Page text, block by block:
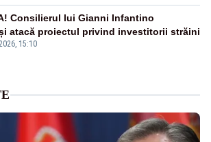
15:10
Consilierul lui Gianni Infantino
atacă proiectul privind investitorii străini